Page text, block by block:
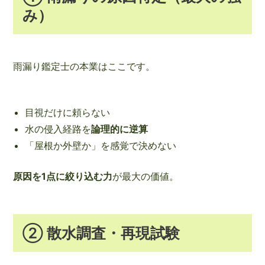
み）
雨漏り鑑定士の本業はここです。
目視だけに頼らない
水の侵入経路を論理的に逆算
「屋根か外壁か」を感覚で決めない
原因を1点に絞り込む力が最大の価値。
② 散水調査・再現試験